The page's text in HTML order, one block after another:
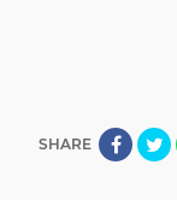
SHARE